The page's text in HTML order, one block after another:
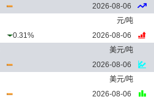
2026-08-06
元/吨
0.31%
2026-08-06
美元/吨
2026-08-06
美元/吨
2026-08-06